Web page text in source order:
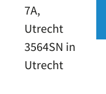
7A,
Utrecht
3564SN in
Utrecht